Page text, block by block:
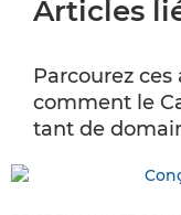
Articles
Parcourez
comment le
tant de